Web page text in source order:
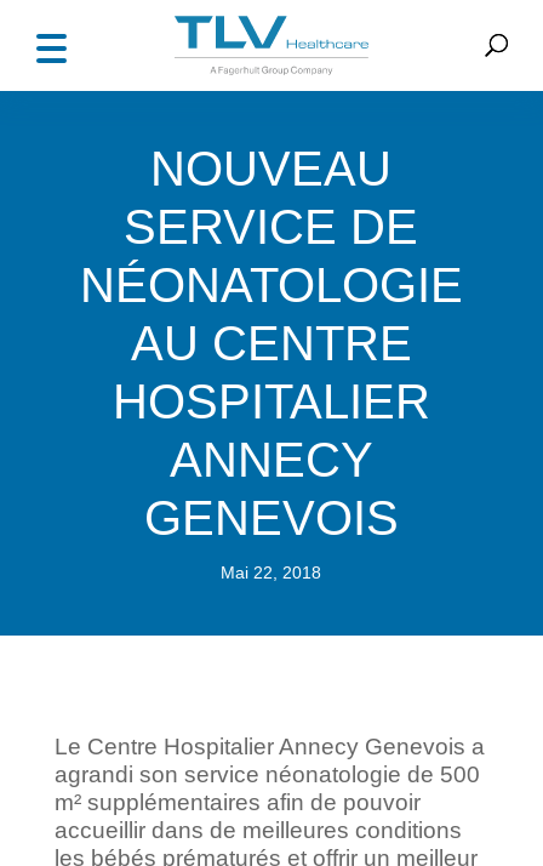
NOUVEAU
SERVICE DE
NÉONATOLOGIE
AU CENTRE
HOSPITALIER
ANNECY
GENEVOIS
Mai 22, 2018
Le Centre Hospitalier Annecy Genevois a
agrandi son service néonatologie de 500
m² supplémentaires afin de pouvoir
accueillir dans de meilleures conditions
les bébés prématurés et offrir un meilleur